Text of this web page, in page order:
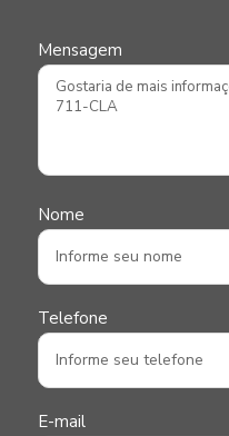
Mensagem
Nome
Telefone
E-mail